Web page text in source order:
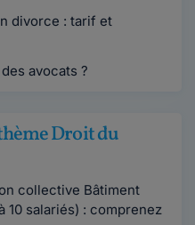
divorce : tarif et
avocats ?
Droit du
collective Bâtiment
salariés) : comprenez